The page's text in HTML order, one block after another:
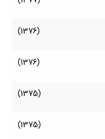
(1376)
(1376)
(1375)
(1375)